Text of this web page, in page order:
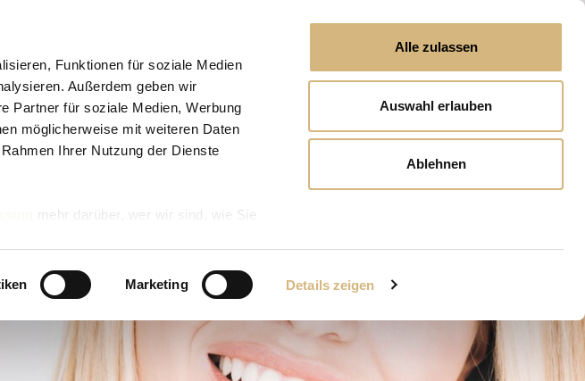
Funktionen für soziale Medien
Außerdem geben wir
Partner für soziale Medien, Werbung
möglicherweise mit weiteren Daten
Ihrer Nutzung der Dienste
mehr darüber, wer wir sind, wie Sie
Marketing Details zeigen
Alle zulassen
Auswahl erlauben
Ablehnen